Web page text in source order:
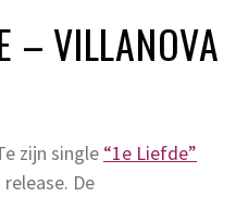
– VILLANOVA
zijn single “1e Liefde”
De